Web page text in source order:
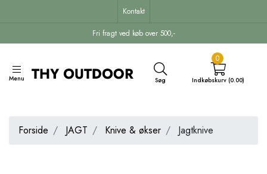
Fri fragt ved køb over 500,-
Kontakt
Menu Søg
0
Indkøbskurv (0.00)
Forside JAGT Knive & økser Jagtknive